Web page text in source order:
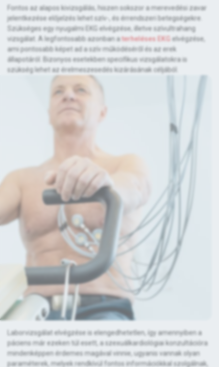
Fontos az alapos kivizsgálás, hiszen sokszor a merevedési zavar
jelentkezése előjelzés lehet szív-, és érrendszeri betegségekre.
Szükséges egy nyugalmi EKG elvégzése, illetve szívultrahang
vizsgálat. A legfontosabb azonban a terheléses EKG
elvégzése,
ami pontosabb képet ad a szív működéséről és az erek
állapotáról. Bizonyos esetekben specifikus vizsgálatokra is
szükség lehet az érelmeszesedés kizárásának céljából.
Laborvizsgálat elvégzése is elengedhetetlen, így amennyiben a
páciens már ezeken túl esett, a szexuálkardiológiai konzultációra
mindenképpen érdemes magával vinnie, ugyanis vannak olyan
paraméterek, melyek rendkívül fontos információkkal szolgálnak,